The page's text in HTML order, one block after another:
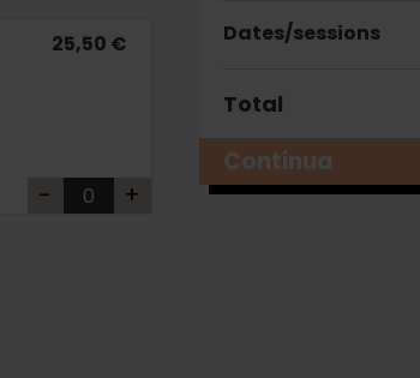
25,50 €
- +
Dates/sessions
Total
Continua